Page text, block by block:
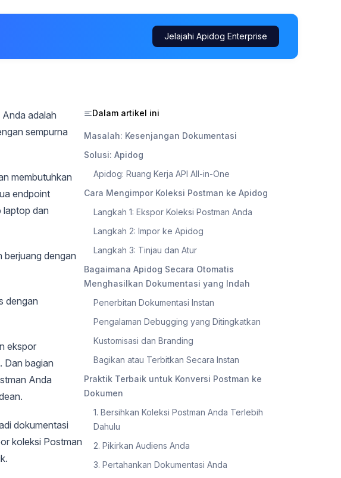
Jelajahi Apidog Enterprise
adalah
sempurna
membutuhkan
endpoint
laptop dan
berjuang dengan
dengan
ekspor
. Dan bagian
Anda
dokumentasi
koleksi Postman
Dalam artikel ini
Masalah: Kesenjangan Dokumentasi
Solusi: Apidog
Apidog: Ruang Kerja API All-in-One
Cara Mengimpor Koleksi Postman ke Apidog
Langkah 1: Ekspor Koleksi Postman Anda
Langkah 2: Impor ke Apidog
Langkah 3: Tinjau dan Atur
Bagaimana Apidog Secara Otomatis
Menghasilkan Dokumentasi yang Indah
Penerbitan Dokumentasi Instan
Pengalaman Debugging yang Ditingkatkan
Kustomisasi dan Branding
Bagikan atau Terbitkan Secara Instan
Praktik Terbaik untuk Konversi Postman ke
Dokumen
1. Bersihkan Koleksi Postman Anda Terlebih
Dahulu
2. Pikirkan Audiens Anda
3. Pertahankan Dokumentasi Anda